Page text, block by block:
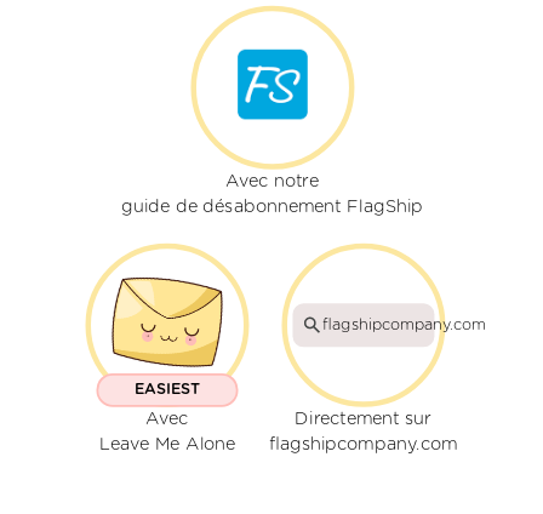
Avec notre
guide de désabonnement FlagShip
EASIEST
Avec
Leave Me Alone
flagshipcompany.com
Directement sur
flagshipcompany.com